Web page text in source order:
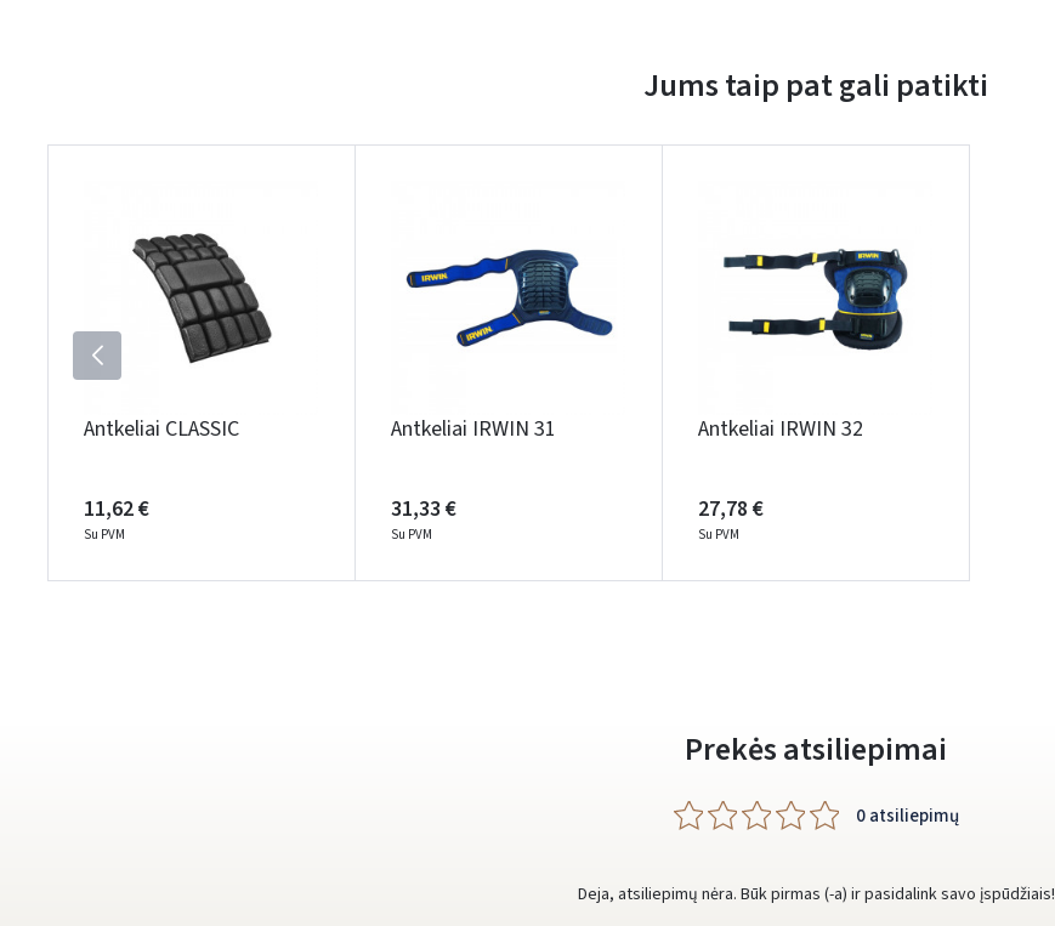
Jums taip pat gali patikti
Antkeliai CLASSIC
11,62 €
Su PVM
Antkeliai IRWIN 31
31,33 €
Su PVM
Antkeliai IRWIN 32
27,78 €
Su PVM
Prekės atsiliepimai
0 atsiliepimų
Deja, atsiliepimų nėra. Būk pirmas (-a) ir pasidalink savo įspūdžiais!
Dar neturite paskyros? Registruokites